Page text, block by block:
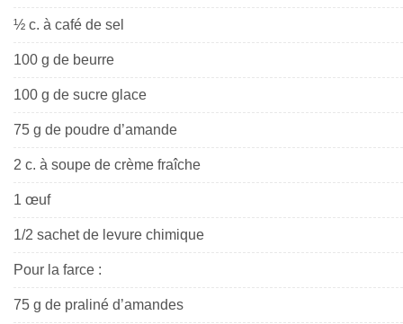
½ c. à café de sel
100 g de beurre
100 g de sucre glace
75 g de poudre d’amande
2 c. à soupe de crème fraîche
1 œuf
1/2 sachet de levure chimique
Pour la farce :
75 g de praliné d’amandes